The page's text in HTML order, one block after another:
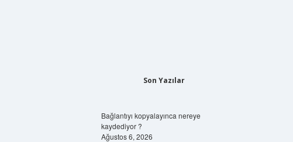
Son Yazılar
Bağlantıyı kopyalayınca nereye
kaydediyor ?
Ağustos 6, 2026